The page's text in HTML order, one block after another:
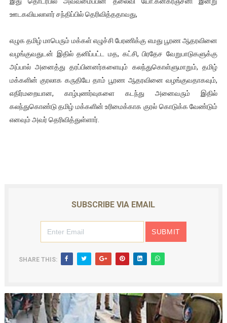
ஐ.நா முன்றலில் சீரற்ற காலநிலையிலும் தமிழின அழிப்பிற்கு
இளையராஜா – கமல் அவசர சந்திப்பு (படங்கள், விடியோ)
ஜனாதிபதி ஐக்கிய நாடுகளின் பொதுச் சபை கூட்டத்தில் இன்று
32 CM விநோத கன்றுக்குட்டி! (வீடியோ)
வலிமை தான் அஜித் திரைப்பயணத்திலே அதிக காலெக்ஷன் செய்த
ஊடகவியலாளர் சந்திப்பில் தெரிவித்ததாவது,
எழுக தமிழ் மாபெரும் மக்கள் எழுச்சி பேரணிக்கு எமது பூரண ஆதரவினை
வழங்குவதுடன் இதில் தனிப்பட்ட மத, கட்சி, பிரதேச வேறுபாடுகளுக்கு
அப்பால் அனைத்து தரப்பினனர்களையும் கலந்துகொள்ளுமாறும், தமிழ்
மக்களின் குரலாக கருதியே தாம் பூரண ஆதரவினை வழங்குவதாகவும்,
எதிர்மறையான, காழ்புணர்வுகளை கடந்து அனைவரும் இதில்
கலந்துகொண்டு தமிழ் மக்களின் உரிமைக்காக குரல் கொடுக்க வேண்டும்
எனவும் அவர் தெரிவித்துள்ளார்.
SUBSCRIBE VIA EMAIL
SHARE THIS: